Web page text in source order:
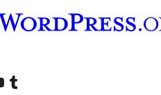
de TikTok
nostre canal al YouTube
Visiteu el nostre compte de Tumblr